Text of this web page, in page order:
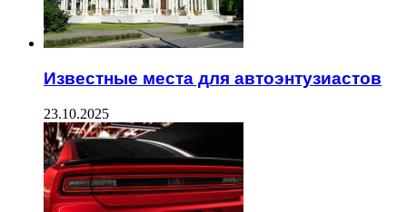
Известные места для автоэнтузиастов
23.10.2025